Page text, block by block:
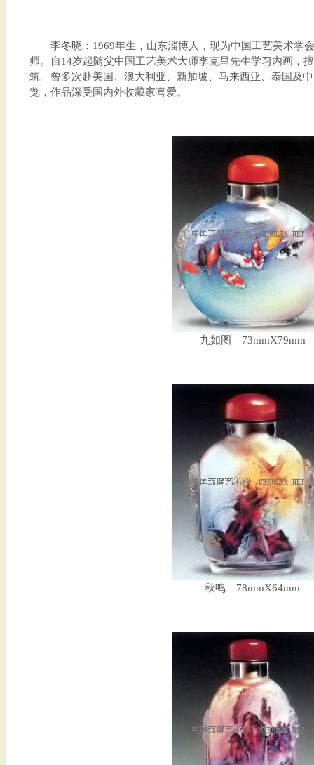
李冬晓：1969年生，山东淄博人，现为中国工艺美术学
师。自14岁起随父中国工艺美术大师李克昌先生学习内画，
筑。曾多次赴美国、澳大利亚、新加坡、马来西亚、泰国及
览，作品深受国内外收藏家喜爱。
九如图 73mmX79mm
秋鸣 78mmX64mm